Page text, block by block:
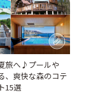
旅へ♪プールや
、爽快な森のコテ
15選